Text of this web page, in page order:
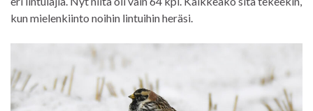
kun mielenkiinto noihin lintuihin heräsi.